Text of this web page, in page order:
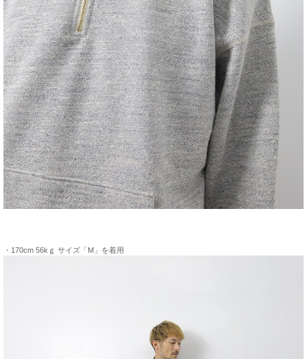
・170cm 56kｇ サイズ「M」を着用